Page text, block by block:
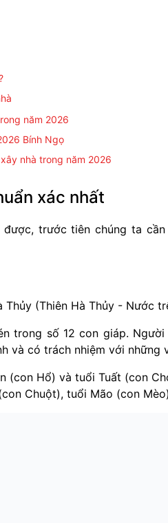
năm 2026
Bính Ngọ
nhà trong năm 2026
xác nhất
trước tiên chúng ta
Thủy (Thiên Hà Thủy - Nước
trong số 12 con giáp.
và có trách nhiệm với những
(con Hổ) và tuổi Tuất (con
Chuột), tuổi Mão (con